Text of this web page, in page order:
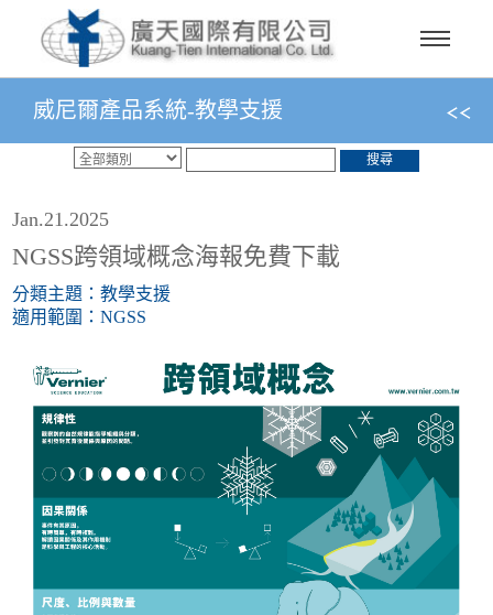
威尼爾產品系統-教學支援
搜尋
Jan.21.2025
NGSS跨領域概念海報免費下載
分類主題：教學支援
適用範圍：NGSS